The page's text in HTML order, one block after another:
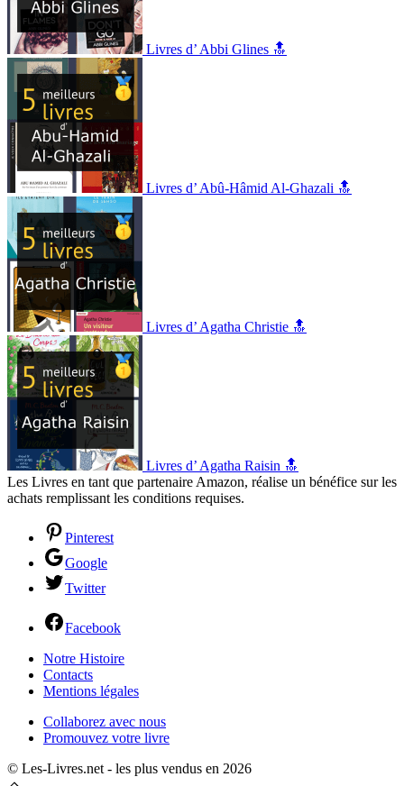
Livres d’ Abbi Glines 🔝
Livres d’ Abû-Hâmid Al-Ghazali 🔝
Livres d’ Agatha Christie 🔝
Livres d’ Agatha Raisin 🔝
Les Livres en tant que partenaire Amazon, réalise un bénéfice sur les
achats remplissant les conditions requises.
Pinterest
Google
Twitter
Facebook
Notre Histoire
Contacts
Mentions légales
Collaborez avec nous
Promouvez votre livre
© Les-Livres.net - les plus vendus en 2026